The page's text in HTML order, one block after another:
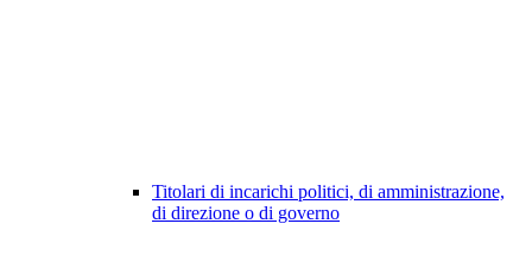
Titolari di incarichi politici, di amministrazione,
di direzione o di governo